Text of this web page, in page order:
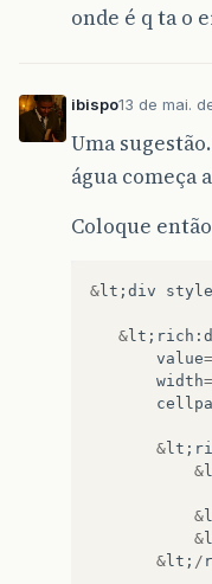
onde é q ta o
ibispo13 de mai.
Uma
água começa
Coloque
& lt ; div style
& lt ; rich :
value=
width=
& lt ;
&
&
&
& lt ; /